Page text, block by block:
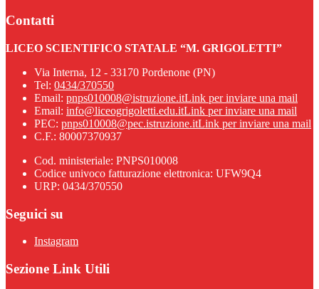
Contatti
LICEO SCIENTIFICO STATALE “M. GRIGOLETTI”
Via Interna, 12 - 33170 Pordenone (PN)
Tel: 0434/370550
Email: pnps010008@istruzione.itLink per inviare una mail
Email: info@liceogrigoletti.edu.itLink per inviare una mail
PEC: pnps010008@pec.istruzione.itLink per inviare una mail
C.F.: 80007370937
Cod. ministeriale: PNPS010008
Codice univoco fatturazione elettronica: UFW9Q4
URP: 0434/370550
Seguici su
Instagram
Sezione Link Utili